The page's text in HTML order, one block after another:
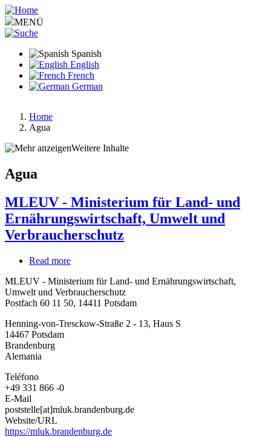
Pasar
al
contenido
MENÜ
Spanish
English
French
German
Ruta
de
Home
Agua
Weitere Inhalte
Agua
MLEUV - Ministerium für Land- und
Ernährungswirtschaft, Umwelt und
Verbraucherschutz
Read more
-
Ministerium
für
und
MLEUV - Ministerium für Land- und Ernährungswirtschaft,
Umwelt und Verbraucherschutz
Postfach 60 11 50, 14411 Potsdam
Henning-von-Tresckow-Straße 2 - 13, Haus S
14467 Potsdam
Brandenburg
Alemania
Teléfono
+49 331 866 -0
E-Mail
poststelle[at]mluk.brandenburg.de
Website/URL
https://mluk.brandenburg.de